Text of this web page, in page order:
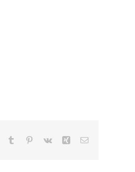
WhatsApp
Tumblr Pinterest
Vk Xing Email